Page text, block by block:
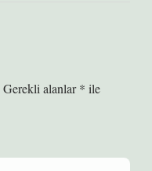
Gerekli alanlar* ile